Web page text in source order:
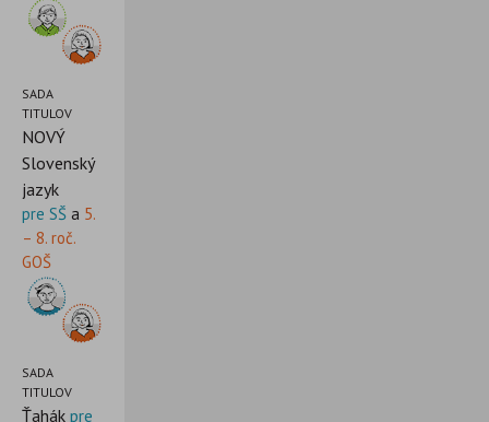
SADA
TITULOV
NOVÝ
Slovenský
jazyk
pre SŠ a 5.
– 8. roč.
GOŠ
SADA
TITULOV
Ťahák pre